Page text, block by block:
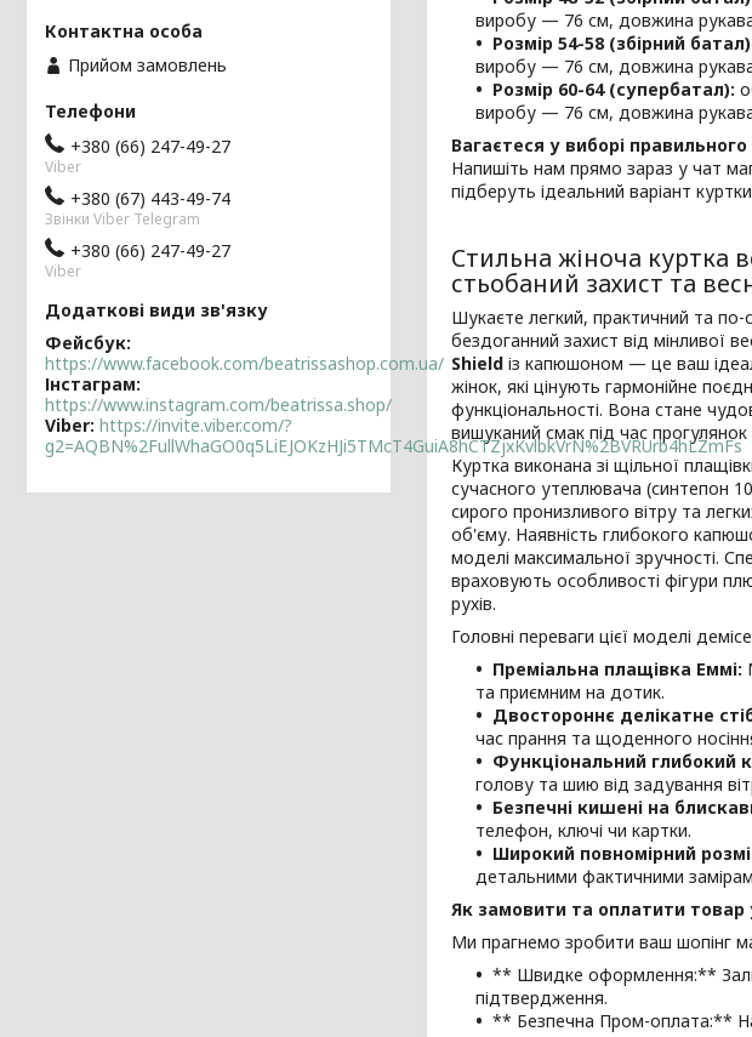
виробу — 76 см, довжина
Розмір 54-58 (збірний
виробу — 76 см, довжина
Розмір 60-64 (супербатал):
виробу — 76 см, довжина
Вагаєтеся у виборі
Напишіть нам прямо зараз у чат
підберуть ідеальний варіант
Стильна жіноча куртка
стьобаний захист та
Шукаєте легкий, практичний та по-
бездоганний захист від мінливої
Shield із капюшоном — це ваш
жінок, які цінують гармонійне
функціональності. Вона стане
вишуканий смак під час
Куртка виконана зі щільної
сучасного утеплювача (синтепон
сирого пронизливого вітру та
об'єму. Наявність глибокого
моделі максимальної зручності.
враховують особливості фігури
рухів.
Головні переваги цієї моделі
Преміальна плащівка Еммі:
та приємним на дотик.
Двостороннє делікатне
час прання та щоденного
Функціональний глибокий
голову та шию від задування
Безпечні кишені на
телефон, ключі чи картки.
Широкий повномірний
детальними фактичними
Як замовити та оплатити товар
Ми прагнемо зробити ваш шопінг
** Швидке оформлення:**
підтвердження.
** Безпечна Пром-оплата:**
Прийом замовлень
+380 (66) 247-49-27
Viber
+380 (67) 443-49-74
Звінки Viber Telegram
+380 (66) 247-49-27
Viber
Фейсбук
https://www.facebook.com/beatrissashop.com.ua/
Інстаграм
https://www.instagram.com/beatrissa.shop/
Viber https://invite.viber.com/?
g2=AQBN%2FullWhaGO0q5LiEJOKzHJi5TMcT4GuiA8hCTZjxKvlbkVrN%2BVRUrb4hLZmFs